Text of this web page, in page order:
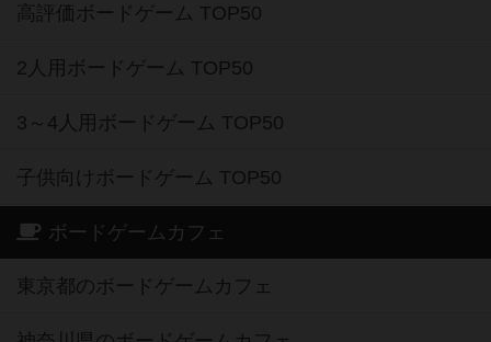
高評価ボードゲーム TOP50
2人用ボードゲーム TOP50
3～4人用ボードゲーム TOP50
子供向けボードゲーム TOP50
ボードゲームカフェ
東京都のボードゲームカフェ